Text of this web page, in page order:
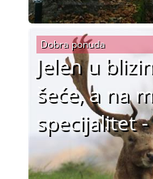
Jelen u
šeće, a na
specijalitet
Dobra ponuda